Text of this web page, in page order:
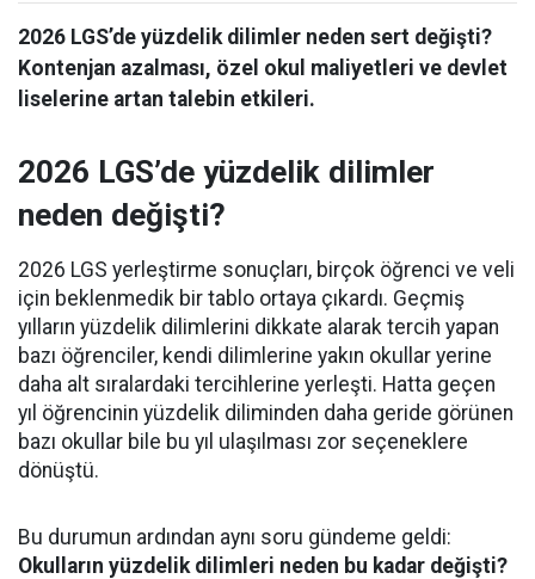
2026 LGS’de yüzdelik dilimler neden sert değişti?
Kontenjan azalması, özel okul maliyetleri ve devlet
liselerine artan talebin etkileri.
2026 LGS’de yüzdelik dilimler
neden değişti?
2026 LGS yerleştirme sonuçları, birçok öğrenci ve veli
için beklenmedik bir tablo ortaya çıkardı. Geçmiş
yılların yüzdelik dilimlerini dikkate alarak tercih yapan
bazı öğrenciler, kendi dilimlerine yakın okullar yerine
daha alt sıralardaki tercihlerine yerleşti. Hatta geçen
yıl öğrencinin yüzdelik diliminden daha geride görünen
bazı okullar bile bu yıl ulaşılması zor seçeneklere
dönüştü.
Bu durumun ardından aynı soru gündeme geldi:
Okulların yüzdelik dilimleri neden bu kadar değişti?